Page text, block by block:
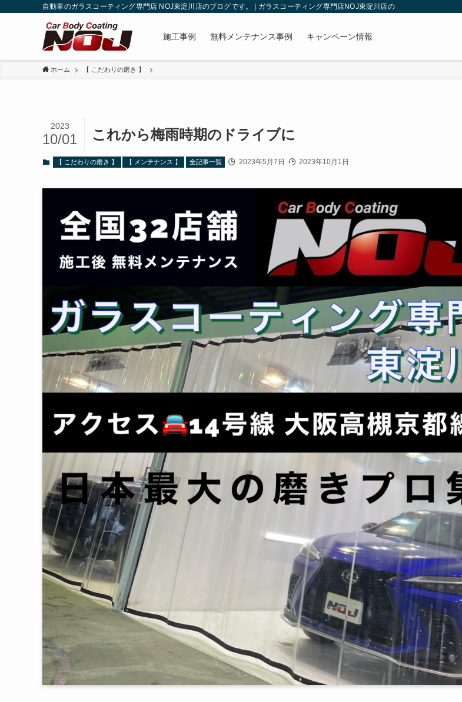
自動車のガラスコーティング専門店 NOJ東淀川店のブログです。 | ガラスコーティング専門店NOJ東淀川店のブログ
施工事例 無料メンテナンス事例 キャンペーン情報
ホーム 【 こだわりの磨き 】
これから梅雨時期のドライブに
2023
10/01
【 こだわりの磨き 】 【 メンテナンス 】 全記事一覧 2023年5月7日 2023年10月1日